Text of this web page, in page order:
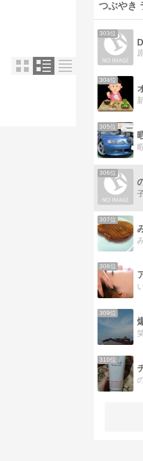
つぶやき
303位
304位
305位
306位
307位
308位
309位
310位